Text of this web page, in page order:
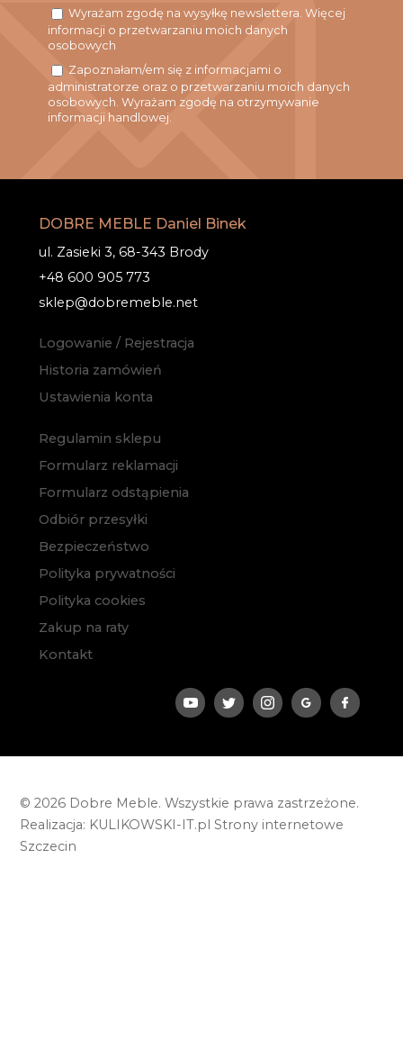
Wyrażam zgodę na wysyłkę newslettera. Więcej
informacji o przetwarzaniu moich danych
osobowych
Zapoznałam/em się z informacjami o
administratorze oraz o przetwarzaniu moich danych
osobowych. Wyrażam zgodę na otrzymywanie
informacji handlowej.
DOBRE MEBLE Daniel Binek
ul. Zasieki 3, 68-343 Brody
+48 600 905 773
sklep@dobremeble.net
Logowanie / Rejestracja
Historia zamówień
Ustawienia konta
Regulamin sklepu
Formularz reklamacji
Formularz odstąpienia
Odbiór przesyłki
Bezpieczeństwo
Polityka prywatności
Polityka cookies
Zakup na raty
Kontakt
© 2026 Dobre Meble. Wszystkie prawa zastrzeżone.
Realizacja: KULIKOWSKI-IT.pl Strony internetowe
Szczecin